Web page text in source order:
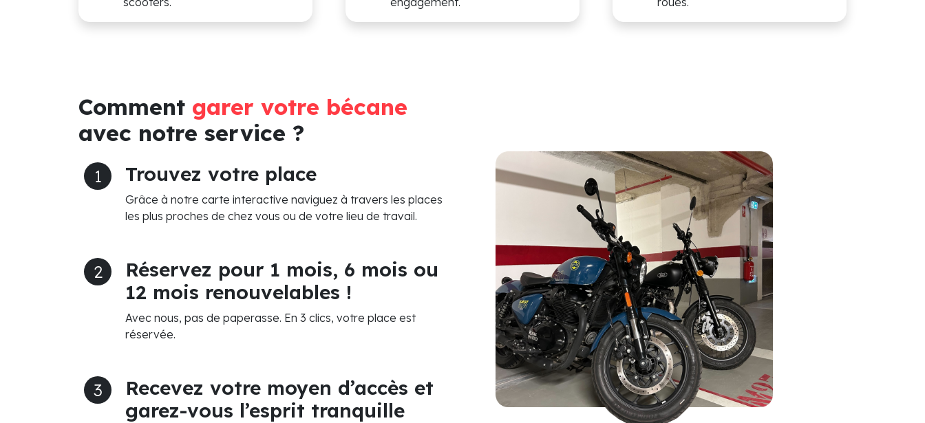
Comment garer votre bécane
avec notre service ?
1 Trouvez votre place
Grâce à notre carte interactive naviguez à travers les places
les plus proches de chez vous ou de votre lieu de travail.
2
Réservez pour 1 mois, 6 mois ou
12 mois renouvelables !
Avec nous, pas de paperasse. En 3 clics, votre place est
réservée.
3
Recevez votre moyen d’accès et
garez-vous l’esprit tranquille